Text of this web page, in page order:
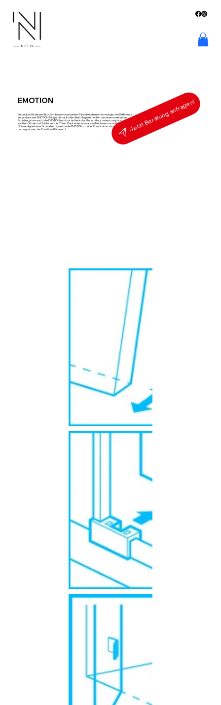
EMOTION
Entdecken Sie die perfekte Symbiose von urbanem Stil und moderner technologischer Raffinesse
anhand unserer EMOTION. Mit geschmackvollen Beschlagselementen und einem markanten
Schiebesystem setzt die EMOTION nicht nur ästhetische Massstäbe, sondern sorgt auch für ein
sanftes Öffnen und Schliessen der Türen. Dank eines innovativen Mechanismus entfällt die
Notwendigkeit einer Schwallleiste, welche die EMOTION zu einer Kombination aus perfektem Design
und ergonomischer Funktionalität macht.
Jetzt Beratung anfragen!